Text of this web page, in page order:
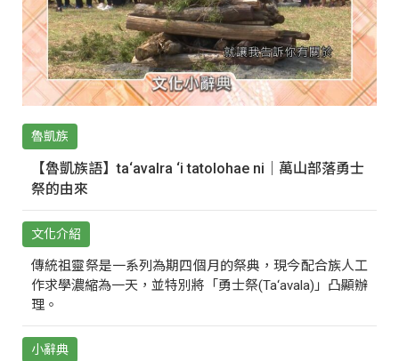
魯凱族
【魯凱族語】ta‘avalra ‘i tatolohae ni｜萬山部落勇士
祭的由來
文化介紹
傳統祖靈祭是一系列為期四個月的祭典，現今配合族人工
作求學濃縮為一天，並特別將「勇士祭(Ta‘avala)」凸顯辦
理。
小辭典